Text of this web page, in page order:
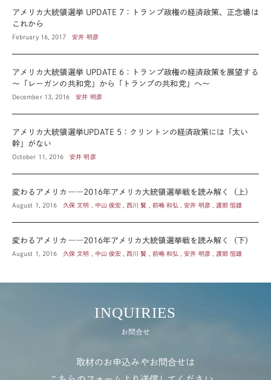
アメリカ大統領選挙 UPDATE 7：トランプ政権の経済政策、正念場は
これから
February 16, 2017 安井 明彦
アメリカ大統領選挙 UPDATE 6：トランプ政権の経済政策を展望する
～「レーガンの共和党」から「トランプの共和党」へ～
December 13, 2016 安井 明彦
アメリカ大統領選挙UPDATE 5：クリントンの経済政策には「太い
幹」がない
October 11, 2016 安井 明彦
変わるアメリカ――2016年アメリカ大統領選挙戦を読み解く（上）
August 1, 2016 久保 文明 , 中山 俊宏 , 西川 賢 , 前嶋 和弘 , 安井 明彦 , 渡部 恒雄
変わるアメリカ――2016年アメリカ大統領選挙戦を読み解く（下）
August 1, 2016 久保 文明 , 中山 俊宏 , 西川 賢 , 前嶋 和弘 , 安井 明彦 , 渡部 恒雄
INQUIRIES
お問合せ
取材のお申込みやお問合せは